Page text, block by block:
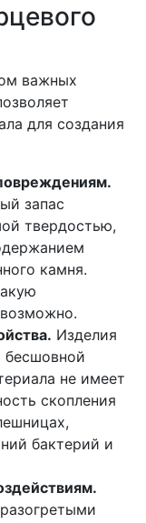
важных
для создания
запас
твердостью,
камня.
Изделия
бесшовной
не имеет
скопления
бактерий и